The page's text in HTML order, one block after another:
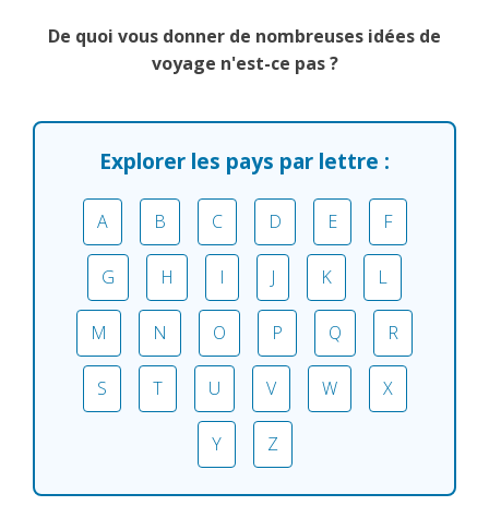
De quoi vous donner de nombreuses idées de
voyage n'est-ce pas ?
Explorer les pays par lettre :
A B C D E F
G H I J K L
M N O P Q R
S T U V W X
Y Z